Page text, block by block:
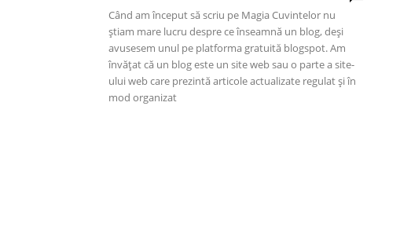
Când am început să scriu pe Magia Cuvintelor nu
știam mare lucru despre ce înseamnă un blog, deși
avusesem unul pe platforma gratuită blogspot. Am
învățat că un blog este un site web sau o parte a site-
ului web care prezintă articole actualizate regulat și în
mod organizat